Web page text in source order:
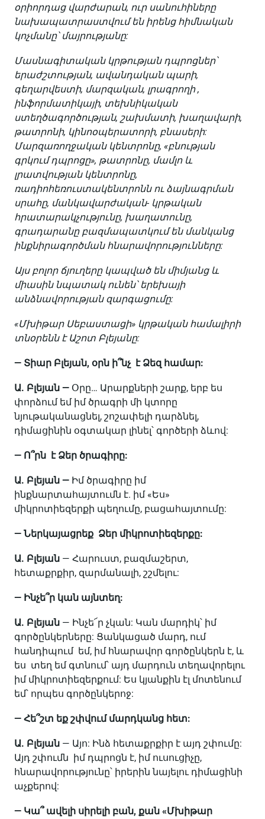
օրիորդաց վարժարան, ուր սանուհիները
նախապատրաստվում են իրենց հիմնական
կոչմանը՝ մայրությանը:
Մասնագիտական կրթության դպրոցներ՝
երաժշտության, ավանդական պարի,
գեղարվեստի, մարզական, լրագրողի ,
ինֆորմատիկայի, տեխնիկական
ստեղծագործության, շախմատի, խաղավարի,
թատրոնի, կինոօպերատորի, բնասերի:
Մարզառողջական կենտրոնը, «բնության
գրկում դպրոցը», թատրոնը, մամլո և
լրատվության կենտրոնը,
ռադիոհեռուստակենտրոնն ու ձայնագրման
սրահը, մանկավարժական- կրթական
հրատարակչությունը, խաղատունը,
գրադարանը բազմապատկում են մանկանց
ինքնիրագործման հնարավորությունները:
Այս բոլոր ճյուղերը կապված են միմյանց և
միասին նպատակ ունեն՝ երեխայի
անձնավորության զարգացումը:
«Մխիթար Սեբաստացի» կրթական համալիրի
տնօրենն է Աշոտ Բլեյանը:
— Տիար Բլեյան, օրն ի՞նչ է Ձեզ համար:
Ա. Բլեյան — Օրը… Արարքների շարք, երբ ես
փորձում եմ իմ ծրագրի մի կտորը
նյութականացնել, շոշափելի դարձնել,
դիմացինին օգտակար լինել՝ գործերի ձևով:
— Ո՞րն է Ձեր ծրագիրը:
Ա. Բլեյան — Իմ ծրագիրը իմ
ինքնարտահայտումն է. իմ «Ես»
միկրոտիեզերքի պեղումը, բացահայտումը:
— Ներկայացրեք Ձեր միկրոտիեզերքը:
Ա. Բլեյան — Հարուստ, բազմաշերտ,
հետաքրքիր, զարմանալի, շշմելու:
— Ինչե՞ր կան այնտեղ:
Ա. Բլեյան — Ինչե՜ր չկան: Կան մարդիկ՝ իմ
գործընկերները: Ցանկացած մարդ, ում
հանդիպում եմ, իմ հնարավոր գործընկերն է, և
ես տեղ եմ գտնում՝ այդ մարդուն տեղավորելու
իմ միկրոտիեզերքում: Ես կյանքին էլ մոտենում
եմ՝ որպես գործընկերոջ:
— Հե՞շտ եք շփվում մարդկանց հետ:
Ա. Բլեյան — Այո: Ինձ հետաքրքիր է այդ շփումը:
Այդ շփումն իմ դպրոցն է, իմ ուսուցիչը,
հնարավորությունը՝ իրերին նայելու դիմացինի
աչքերով:
— Կա՞ ավելի սիրելի բան, քան «Մխիթար